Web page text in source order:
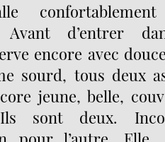
Avant d’entrer
encore avec
sourd, tous deux
jeune, belle,
sont deux.